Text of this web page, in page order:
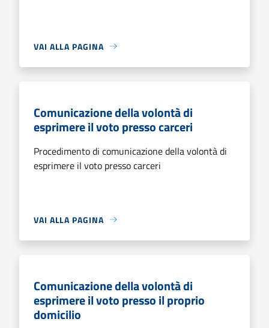
VAI ALLA PAGINA
Comunicazione della volontà di
esprimere il voto presso carceri
Procedimento di comunicazione della volontà di
esprimere il voto presso carceri
VAI ALLA PAGINA
Comunicazione della volontà di
esprimere il voto presso il proprio
domicilio